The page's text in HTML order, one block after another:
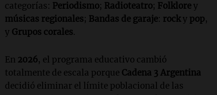
categorías: Periodismo; Radioteatro; Folklorey
músicas regionales; Bandas de garaje: rocky pop,
y Grupos corales.
En 2026, el programa educativo cambió
totalmente de escala porque Cadena 3 Argentina
decidió eliminar el límite poblacional de las